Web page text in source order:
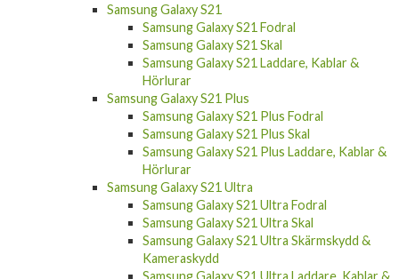
Samsung Galaxy S21
Samsung Galaxy S21 Fodral
Samsung Galaxy S21 Skal
Samsung Galaxy S21 Laddare, Kablar &
Hörlurar
Samsung Galaxy S21 Plus
Samsung Galaxy S21 Plus Fodral
Samsung Galaxy S21 Plus Skal
Samsung Galaxy S21 Plus Laddare, Kablar &
Hörlurar
Samsung Galaxy S21 Ultra
Samsung Galaxy S21 Ultra Fodral
Samsung Galaxy S21 Ultra Skal
Samsung Galaxy S21 Ultra Skärmskydd &
Kameraskydd
Samsung Galaxy S21 Ultra Laddare, Kablar &